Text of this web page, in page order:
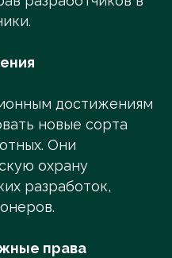
достижениям
новые сорта
Они
охрану
разработок,
права